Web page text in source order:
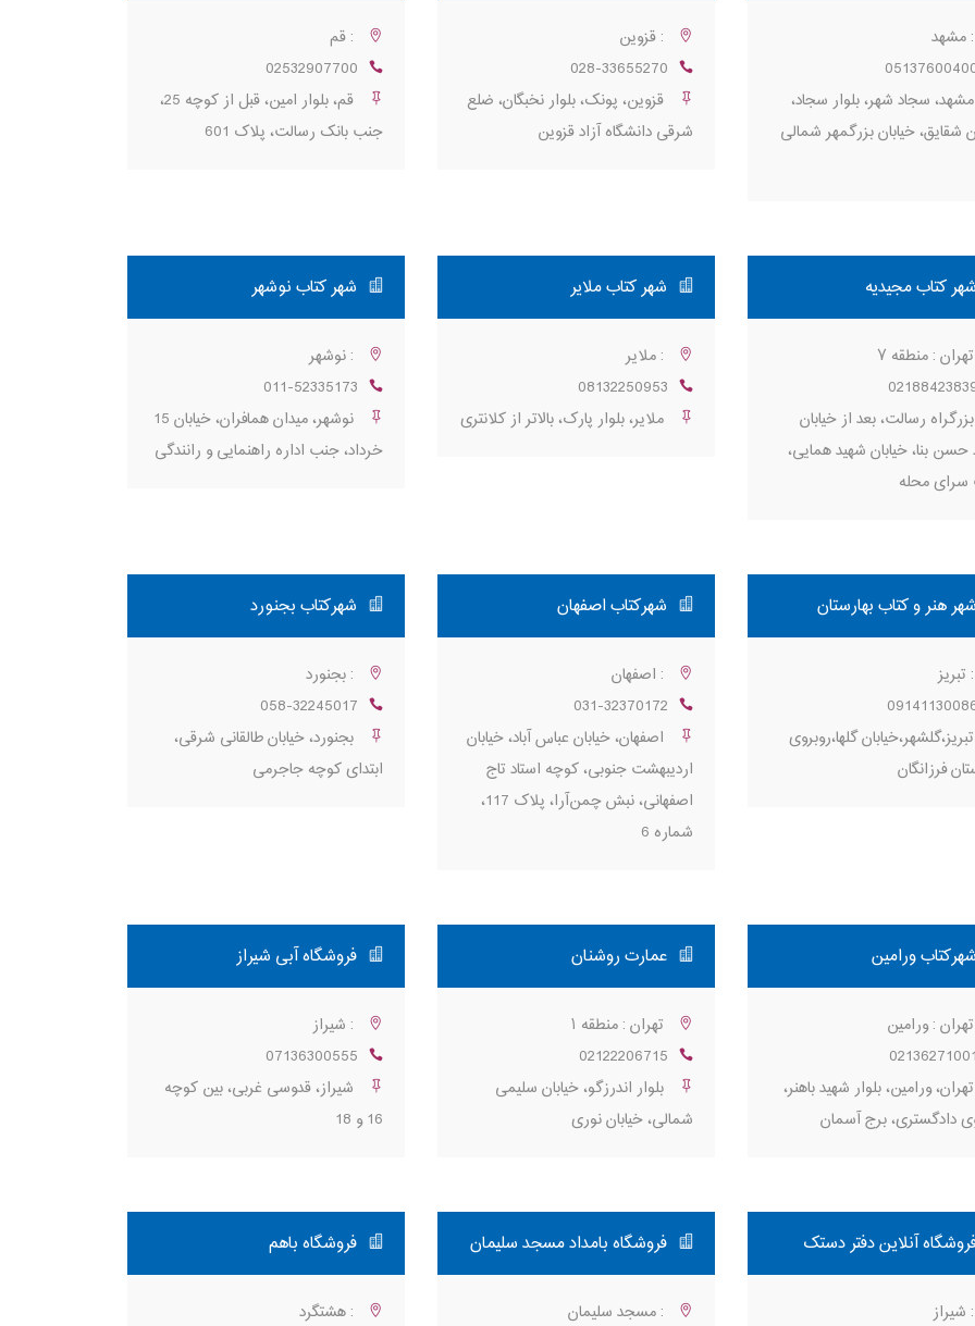
: مشهد
مشهد، سجاد شهر، بلوار سجاد،
شقایق، خیابان بزرگمهر شمالی
: قزوین
028-33655270
قزوین، پونک، بلوار نخبگان، ضلع
شرقی دانشگاه آزاد قزوین
: قم
02532907700
قم، بلوار امین، قبل از کوچه 25،
جنب بانک رسالت، پلاک 601
شهر کتاب مجیدیه
تهران : منطقه ۷
بزرگراه رسالت، بعد از خیابان
حسن بنا، خیابان شهید همایی،
محله
شهر کتاب ملایر
: ملایر
08132250953
ملایر، بلوار پارک، بالاتر از کلانتری
شهر کتاب نوشهر
: نوشهر
011-52335173
نوشهر، میدان همافران، خیابان 15
خرداد، جنب اداره راهنمایی و رانندگی
شهر هنر و کتاب بهارستان
: تبریز
تبریز،گلشهر،خیابان گلها،روبروی
فرزانگان
شهرکتاب اصفهان
: اصفهان
031-32370172
اصفهان، خیابان عباس آباد، خیابان
اردیبهشت جنوبی، کوچه استاد تاج
اصفهانی، نبش چمن‌آرا، پلاک 117،
شماره 6
شهرکتاب بجنورد
: بجنورد
058-32245017
بجنورد، خیابان طالقانی شرقی،
ابتدای کوچه جاجرمی
شهرکتاب ورامین
تهران : ورامین
02136271001
تهران، ورامین، بلوار شهید باهنر،
دادگستری، برج آسمان
عمارت روشنان
تهران : منطقه ۱
02122206715
بلوار اندرزگو، خیابان سلیمی
شمالی، خیابان نوری
فروشگاه آبی شیراز
: شیراز
07136300555
شیراز، قدوسی غربی، بین کوچه
16 و 18
آنلاین دفتر دستک
: شیراز
فروشگاه بامداد مسجد سلیمان
: مسجد سلیمان
فروشگاه باهم
: هشتگرد